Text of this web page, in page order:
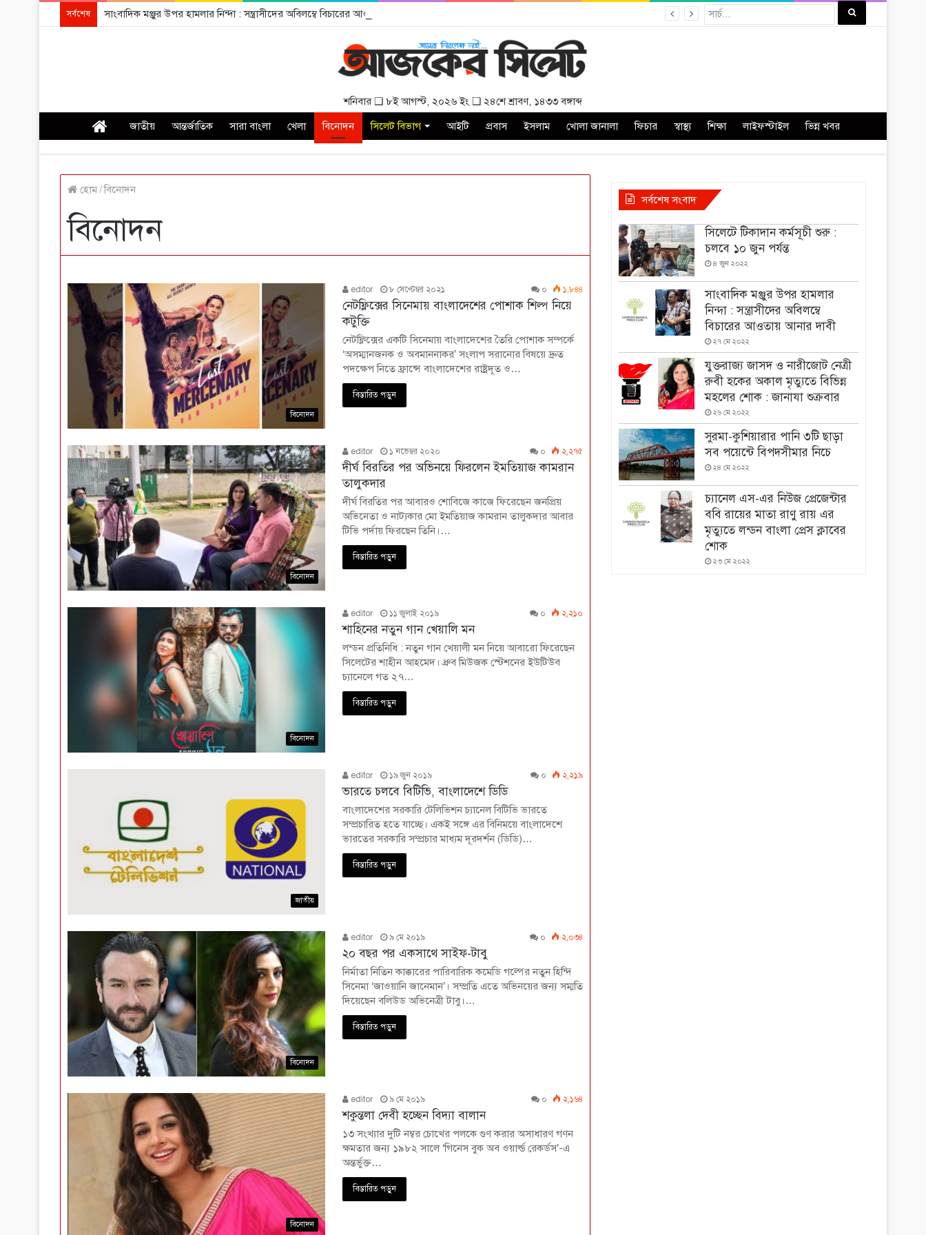
সর্বশেষ সাংবাদিক মঞ্জুর উপর হামলার নিন্দা : সন্ত্রাসীদের অবিলম্বে বিচারের আওতায় আনার দাবী
শনিবার ❑ ৮ই আগস্ট, ২০২৬ ইং ❑ ২৪শে শ্রাবণ, ১৪৩৩ বঙ্গাব্দ
জাতীয় আন্তর্জাতিক সারা বাংলা খেলা বিনোদন সিলেট বিভাগ আইটি প্রবাস ইসলাম খোলা জানালা ফিচার স্বাস্থ্য শিক্ষা লাইফস্টাইল ভিন্ন খবর
হোম/বিনোদন
বিনোদন
বিনোদন
editor ৮ সেপ্টেম্বর ২০২১ ০ ১,৮৪৪
নেটফ্লিক্সের সিনেমায় বাংলাদেশের পোশাক শিল্প নিয়ে
কটুক্তি
নেটফ্লিক্সের একটি সিনেমায় বাংলাদেশের তৈরি পোশাক সম্পর্কে
‘অসম্মানজনক ও অবমাননাকর’ সংলাপ সরানোর বিষয়ে দ্রুত
পদক্ষেপ নিতে ফ্রান্সে বাংলাদেশের রাষ্ট্রদূত ও…
বিস্তারিত পড়ুন
বিনোদন
editor ১ নভেম্বর ২০২০ ০ ২,২৭৫
দীর্ঘ বিরতির পর অভিনয়ে ফিরলেন ইমতিয়াজ কামরান
তালুকদার
দীর্ঘ বিরতির পর আবারও শোবিজে কাজে ফিরেছেন জনপ্রিয়
অভিনেতা ও নাট্যকার মো ইমতিয়াজ কামরান তালুকদার আবার
টিভি পর্দায় ফিরছেন তিনি।…
বিস্তারিত পড়ুন
বিনোদন
editor ১১ জুলাই ২০১৯ ০ ২,২১০
শাহিনের নতুন গান খেয়ালি মন
লন্ডন প্রতিনিধি : নতুন গান খেয়ালী মন নিয়ে আবারো ফিরেছেন
সিলেটের শাহীন আহমেদ। ধ্রুব মিউজক স্টেশনের ইউটিউব
চ্যানেলে গত ২৭…
বিস্তারিত পড়ুন
জাতীয়
editor ১৯ জুন ২০১৯ ০ ২,২১৯
ভারতে চলবে বিটিভি, বাংলাদেশে ডিডি
বাংলাদেশের সরকারি টেলিভিশন চ্যানেল বিটিভি ভারতে
সম্প্রচারিত হতে যাচ্ছে। একই সঙ্গে এর বিনিময়ে বাংলাদেশে
ভারতের সরকারি সম্প্রচার মাধ্যম দূরদর্শন (ডিডি)…
বিস্তারিত পড়ুন
বিনোদন
editor ৯ মে ২০১৯ ০ ২,০৩৪
২০ বছর পর একসাথে সাইফ-টাবু
নির্মাতা নিতিন কাক্কারের পারিবারিক কমেডি গল্পের নতুন হিন্দি
সিনেমা ‘জাওয়ানি জানেমান’। সম্প্রতি এতে অভিনয়ের জন্য সম্মতি
দিয়েছেন বলিউড অভিনেত্রী টাবু।…
বিস্তারিত পড়ুন
বিনোদন
editor ৯ মে ২০১৯ ০ ২,১৬৪
শকুন্তলা দেবী হচ্ছেন বিদ্যা বালান
১৩ সংখ্যার দুটি নম্বর চোখের পলকে গুণ করার অসাধারণ গণন
ক্ষমতার জন্য ১৯৮২ সালে ‘গিনেস বুক অব ওয়ার্ল্ড রেকর্ডস’-এ
অন্তর্ভুক্ত…
বিস্তারিত পড়ুন
সর্বশেষ সংবাদ
সিলেটে টিকাদান কর্মসূচী শুরু :
চলবে ১০ জুন পর্যন্ত
৪ জুন ২০২২
সাংবাদিক মঞ্জুর উপর হামলার
নিন্দা : সন্ত্রাসীদের অবিলম্বে
বিচারের আওতায় আনার দাবী
২৭ মে ২০২২
যুক্তরাজ্য জাসদ ও নারীজোট নেত্রী
রুবী হকের অকাল মৃত্যুতে বিভিন্ন
মহলের শোক : জানাযা শুক্রবার
২৬ মে ২০২২
সুরমা-কুশিয়ারার পানি ৩টি ছাড়া
সব পয়েন্টে বিপদসীমার নিচে
২৪ মে ২০২২
চ্যানেল এস-এর নিউজ প্রেজেন্টার
ববি রায়ের মাতা রাণু রায় এর
মৃত্যুতে লন্ডন বাংলা প্রেস ক্লাবের
শোক
২৩ মে ২০২২